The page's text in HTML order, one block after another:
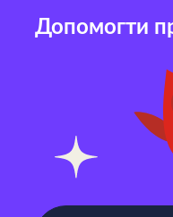
Допомогти